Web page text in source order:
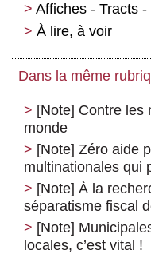
Affiches - Tracts -
À lire, à voir
Dans la même
[Note] Contre les
monde
[Note] Zéro aide
multinationales qui
[Note] À la
séparatisme fiscal
[Note]
locales, c’est vital !